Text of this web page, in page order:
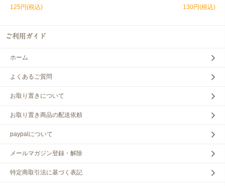
125円(税込)
130円(税込)
ホーム
よくあるご質問
お取り置きについて
お取り置き商品の配送依頼
paypalについて
メールマガジン登録・解除
特定商取引法に基づく表記